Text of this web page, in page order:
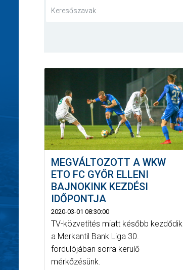
MEGVÁLTOZOTT A WKW
ETO FC GYŐR ELLENI
BAJNOKINK KEZDÉSI
IDŐPONTJA
2020-03-01 08:30:00
TV-közvetítés miatt később kezdődik
a Merkantil Bank Liga 30.
fordulójában sorra kerülő
mérkőzésünk.